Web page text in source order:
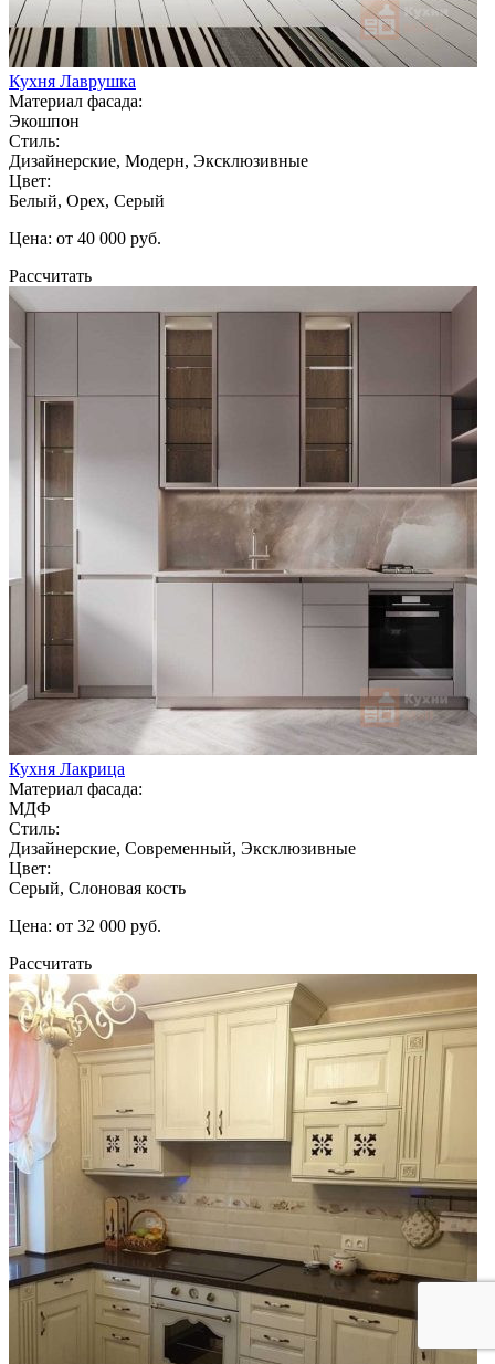
Кухня Лаврушка
Материал фасада:
Экошпон
Стиль:
Дизайнерские, Модерн, Эксклюзивные
Цвет:
Белый, Орех, Серый
Цена: от 40 000 руб.
Рассчитать
Кухня Лакрица
Материал фасада:
МДФ
Стиль:
Дизайнерские, Современный, Эксклюзивные
Цвет:
Серый, Слоновая кость
Цена: от 32 000 руб.
Рассчитать